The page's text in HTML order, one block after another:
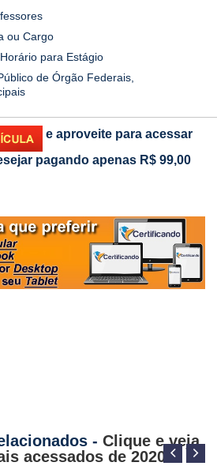
ou Cargo
para Estágio
de Órgão Federais,
e aproveite para acessar
pagando apenas R$ 99,00
- Clique e veja
acessados de 2020